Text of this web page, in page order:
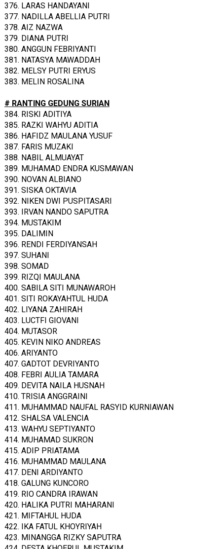
376. LARAS HANDAYANI
377. NADILLA ABELLIA PUTRI
378. AIZ NAZWA
379. DIANA PUTRI
380. ANGGUN FEBRIYANTI
381. NATASYA MAWADDAH
382. MELSY PUTRI ERYUS
383. MELIN ROSALINA
# RANTING GEDUNG SURIAN
384. RISKI ADITIYA
385. RAZKI WAHYU ADITIA
386. HAFIDZ MAULANA YUSUF
387. FARIS MUZAKI
388. NABIL ALMUAYAT
389. MUHAMAD ENDRA KUSMAWAN
390. NOVAN ALBIANO
391. SISKA OKTAVIA
392. NIKEN DWI PUSPITASARI
393. IRVAN NANDO SAPUTRA
394. MUSTAKIM
395. DALIMIN
396. RENDI FERDIYANSAH
397. SUHANI
398. SOMAD
399. RIZQI MAULANA
400. SABILA SITI MUNAWAROH
401. SITI ROKAYAHTUL HUDA
402. LIYANA ZAHIRAH
403. LUCTFI GIOVANI
404. MUTASOR
405. KEVIN NIKO ANDREAS
406. ARIYANTO
407. GADTOT DEVRIYANTO
408. FEBRI AULIA TAMARA
409. DEVITA NAILA HUSNAH
410. TRISIA ANGGRAINI
411. MUHAMMAD NAUFAL RASYID KURNIAWAN
412. SHALSA VALENCIA
413. WAHYU SEPTIYANTO
414. MUHAMAD SUKRON
415. ADIP PRIATAMA
416. MUHAMMAD MAULANA
417. DENI ARDIYANTO
418. GALUNG KUNCORO
419. RIO CANDRA IRAWAN
420. HALIKA PUTRI MAHARANI
421. MIFTAHUL HUDA
422. IKA FATUL KHOYRIYAH
423. MINANGGA RIZKY SAPUTRA